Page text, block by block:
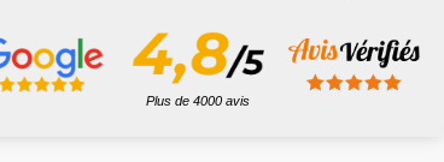
Plus de 4000 avis